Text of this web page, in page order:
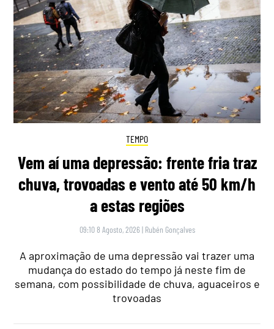
TEMPO
Vem aí uma depressão: frente fria traz
chuva, trovoadas e vento até 50 km/h
a estas regiões
09:10 8 Agosto, 2026 | Rubén Gonçalves
A aproximação de uma depressão vai trazer uma
mudança do estado do tempo já neste fim de
semana, com possibilidade de chuva, aguaceiros e
trovoadas